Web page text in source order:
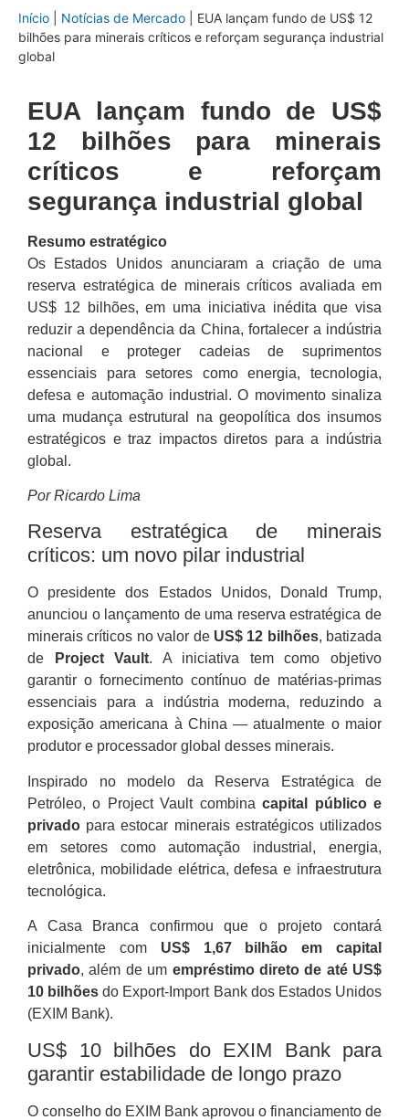
Início Notícias de Mercado
EUA lançam fundo de US$ 12
bilhões para minerais críticos e reforçam segurança industrial
global
EUA lançam fundo de US$
12 bilhões para minerais
críticos e reforçam
segurança industrial global
Resumo estratégico
Os Estados Unidos anunciaram a criação de uma
reserva estratégica de minerais críticos avaliada em
US$ 12 bilhões, em uma iniciativa inédita que visa
reduzir a dependência da China, fortalecer a indústria
nacional e proteger cadeias de suprimentos
essenciais para setores como energia, tecnologia,
defesa e automação industrial. O movimento sinaliza
uma mudança estrutural na geopolítica dos insumos
estratégicos e traz impactos diretos para a indústria
global.
Por Ricardo Lima
Reserva estratégica de minerais
críticos: um novo pilar industrial
O presidente dos Estados Unidos, Donald Trump,
anunciou o lançamento de uma reserva estratégica de
minerais críticos no valor de US$ 12 bilhões, batizada
de
Project Vault. A iniciativa tem como objetivo
garantir o fornecimento contínuo de matérias-primas
essenciais para a indústria moderna, reduzindo a
exposição americana à China — atualmente o maior
produtor e processador global desses minerais.
Inspirado no modelo da Reserva Estratégica de
Petróleo, o Project Vault combinacapital público e
privado para estocar minerais estratégicos utilizados
em setores como automação industrial, energia,
eletrônica, mobilidade elétrica, defesa e infraestrutura
tecnológica.
A Casa Branca confirmou que o projeto contará
inicialmente com US$ 1,67 bilhão em capital
privado, além de um empréstimo direto de até US$
10 bilhões do Export-Import Bank dos Estados Unidos
(EXIM Bank).
US$ 10 bilhões do EXIM Bank para
garantir estabilidade de longo prazo
O conselho do EXIM Bank aprovou o financiamento de